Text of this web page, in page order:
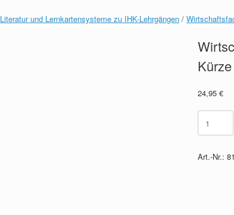
Literatur und Lernkartensysteme zu IHK-Lehrgängen /
Kürze
24,95€
Das
in
Art.-Nr.: